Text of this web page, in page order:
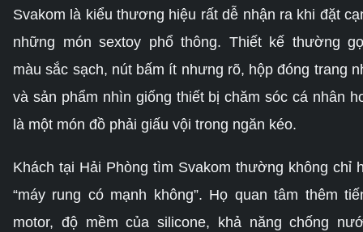
Svakom là kiểu thương hiệu rất dễ nhận ra khi đặt
những món sextoy phổ thông. Thiết kế thường
màu sắc sạch, nút bấm ít nhưng rõ, hộp đóng trang
và sản phẩm nhìn giống thiết bị chăm sóc cá nhân
là một món đồ phải giấu vội trong ngăn kéo.
Khách tại Hải Phòng tìm Svakom thường không chỉ
“máy rung có mạnh không”. Họ quan tâm thêm
motor, độ mềm của silicone, khả năng chống